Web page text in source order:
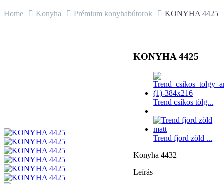
Home Konyha Prémium konyhabútorok KONYHA 4425
KONYHA 4425
Trend csíkos tölg...
Trend fjord zöld ...
Konyha 4432
Leírás